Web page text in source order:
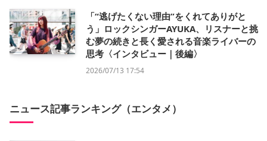
「“逃げたくない理由”をくれてありがと
う」ロックシンガーAYUKA、リスナーと挑
む夢の続きと長く愛される音楽ライバーの
思考〈インタビュー｜後編〉
2026/07/13 17:54
ニュース記事ランキング（エンタメ）